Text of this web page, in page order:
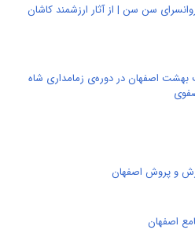
سن سن | از آثار ارزشمند کاشان
اصفهان در دوره‌ی زمامداری شاه
و پروش اصفهان
اصفهان